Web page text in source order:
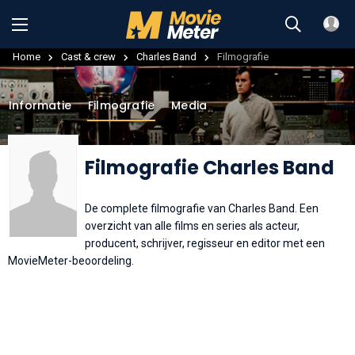
Home Cast & crew Charles Band Filmografie
Filmografie Charles Band
Informatie Filmografie Media
De complete filmografie van Charles Band. Een
overzicht van alle films en series als acteur,
producent, schrijver, regisseur en editor met een
MovieMeter-beoordeling.